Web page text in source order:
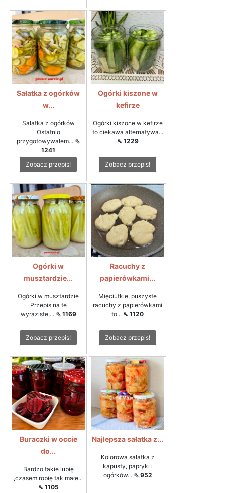
Sałatka z ogórków
w...
Sałatka z ogórków
Ostatnio
przygotowywałem... ⇖
1241
Zobacz przepis!
Ogórki kiszone w
kefirze
Ogórki kiszone w kefirze
to ciekawa alternatywa...
⇖ 1229
Zobacz przepis!
Ogórki w
musztardzie...
Ogórki w musztardzie
Przepis na te
wyraziste,... ⇖ 1169
Zobacz przepis!
Racuchy z
papierówkami...
Mięciutkie, puszyste
racuchy z papierówkami
to... ⇖ 1120
Zobacz przepis!
Buraczki w occie
do...
Bardzo takie lubię
,czasem robię tak małe...
⇖ 1105
Najlepsza sałatka z...
Kolorowa sałatka z
kapusty, papryki i
ogórków... ⇖ 952